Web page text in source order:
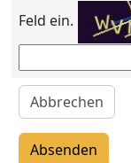
Feld ein.
Abbrechen
Absenden